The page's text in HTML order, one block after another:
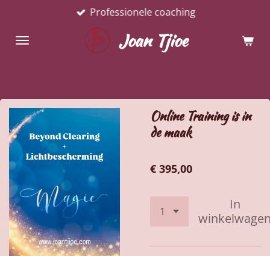
naar
Joan Tjioe
Professionele coaching
Online Training is in
de maak
€ 395,00
In